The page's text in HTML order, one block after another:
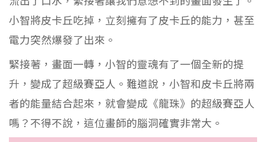
小智將皮卡丘吃掉，立刻擁有了皮卡丘的能力，甚至
電力突然爆發了出來。
緊接著，畫面一轉，小智的靈魂有了一個全新的提
升，變成了超級賽亞人。難道說，小智和皮卡丘將兩
者的能量結合起來，就會變成《龍珠》的超級賽亞人
嗎？不得不說，這位畫師的腦洞確實非常大。